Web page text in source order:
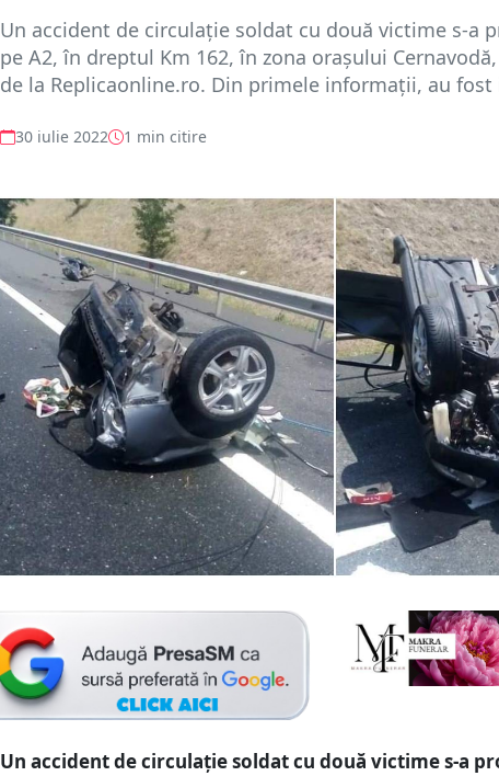
Un accident de circulație soldat cu două victime s-a
pe A2, în dreptul Km 162, în zona orașului
de la Replicaonline.ro. Din primele informații, au fost
30 iulie 2022 1 min citire
Un accident de circulație soldat cu două victime s-a